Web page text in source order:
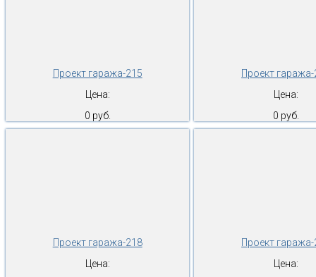
Проект гаража-215
Цена:
0 руб.
Проект
Цена:
0 руб.
Проект гаража-218
Цена:
Проект
Цена: